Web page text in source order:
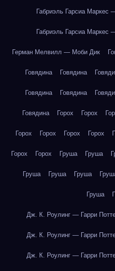
Габриэль Гарсиа Маркес
Габриэль Гарсиа Маркес
Герман Мелвилл — Моби Дик
Говядина Говядина
Говядина Говядина
Говядина Горох Горох
Горох Горох Горох Горох
Горох Горох Груша Груша
Груша Груша Груша
Груша
Дж. К. Роулинг — Гарри
Дж. К. Роулинг — Гарри
Дж. К. Роулинг — Гарри